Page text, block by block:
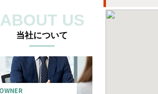
ABOUT US
当社について